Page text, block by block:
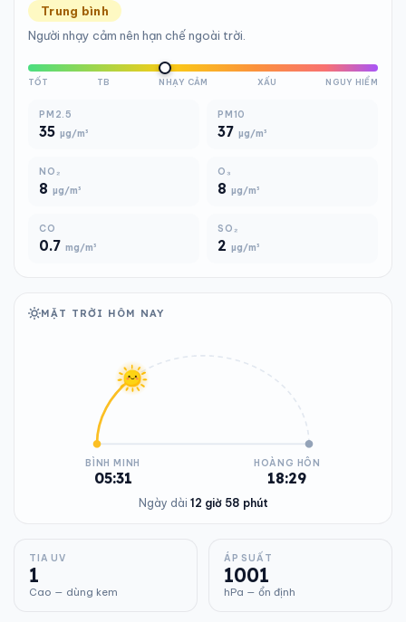
Trung bình
Người nhạy cảm nên hạn chế ngoài trời.
TỐT TB NHẠY CẢM XẤU NGUY HIỂM
PM2.5
35 µg/m³
PM10
37 µg/m³
NO₂
8 µg/m³
O₃
8 µg/m³
CO
0.7 mg/m³
SO₂
2 µg/m³
MẶT TRỜI HÔM NAY
BÌNH MINH
05:31
HOÀNG HÔN
18:29
Ngày dài 12 giờ 58 phút
TIA UV
1
Cao — dùng kem
ÁP SUẤT
1001
hPa — ổn định